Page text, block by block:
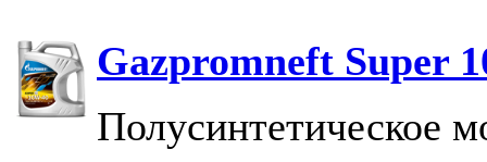
Gazpromneft Super
Полусинтетическое